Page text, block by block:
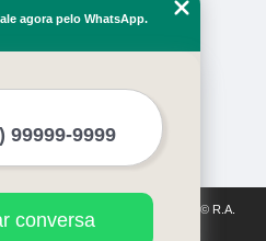
Serviços
de direitos autorais. Copyright© R.A.
agora pelo WhatsApp.
conversa